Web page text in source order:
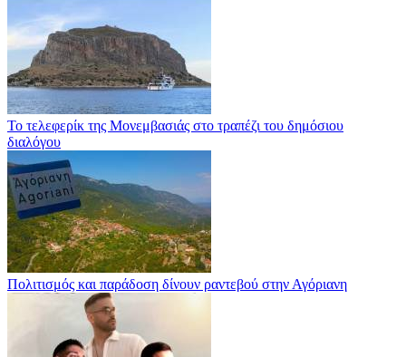
Το τελεφερίκ της Μονεμβασιάς στο τραπέζι του δημόσιου
διαλόγου
Πολιτισμός και παράδοση δίνουν ραντεβού στην Αγόριανη